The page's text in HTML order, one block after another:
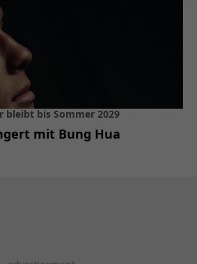
bleibt bis Sommer 2029
mit Bung Hua